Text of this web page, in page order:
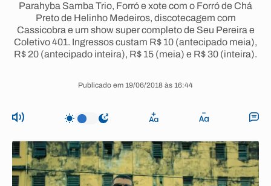
Parahyba Samba Trio, Forró e xote com o Forró de Chá
Preto de Helinho Medeiros, discotecagem com
Cassicobra e um show super completo de Seu Pereira e
Coletivo 401. Ingressos custam R$ 10 (antecipado meia),
R$ 20 (antecipado inteira), R$ 15 (meia) e R$ 30 (inteira).
Publicado em 19/06/2018 às 16:44